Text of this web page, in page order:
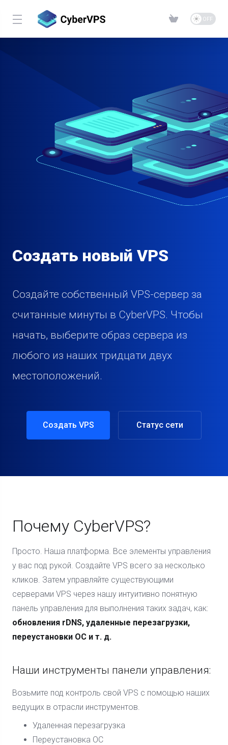
Создать новый VPS
Создайте собственный VPS-сервер за
считанные минуты в CyberVPS. Чтобы
начать, выберите образ сервера из
любого из наших тридцати двух
местоположений.
Создать VPS Статус сети
Почему CyberVPS?
Просто. Наша платформа. Все элементы управления
у вас под рукой. Создайте VPS всего за несколько
кликов. Затем управляйте существующими
серверами VPS через нашу интуитивно понятную
панель управления для выполнения таких задач, как:
обновления rDNS, удаленные перезагрузки,
переустановки ОС и т. д.
Наши инструменты панели управления:
Возьмите под контроль свой VPS с помощью наших
ведущих в отрасли инструментов.
Удаленная перезагрузка
Переустановка ОС